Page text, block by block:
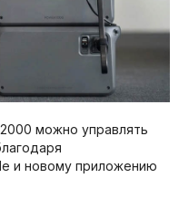
можно управлять
и новому приложению